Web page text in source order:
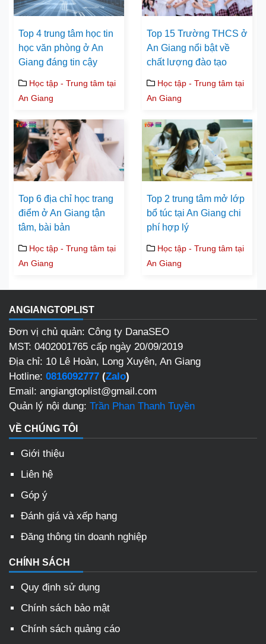
Top 4 trung tâm học tin
học văn phòng ở An
Giang đáng tin cậy
Học tập - Trung tâm tại
An Giang
Top 15 Trường THCS ở
An Giang nổi bật về
chất lượng đào tạo
Học tập - Trung tâm tại
An Giang
Top 6 địa chỉ học trang
điểm ở An Giang tận
tâm, bài bản
Học tập - Trung tâm tại
An Giang
Top 2 trung tâm mở lớp
bổ túc tại An Giang chi
phí hợp lý
Học tập - Trung tâm tại
An Giang
ANGIANGTOPLIST
Đơn vị chủ quản: Công ty DanaSEO
MST: 0402001765 cấp ngày 20/09/2019
Địa chỉ: 10 Lê Hoàn, Long Xuyên, An Giang
Hotline: 0816092777 (Zalo)
Email: angiangtoplist@gmail.com
Quản lý nội dung: Trần Phan Thanh Tuyền
VỀ CHÚNG TÔI
Giới thiệu
Liên hệ
Góp ý
Đánh giá và xếp hạng
Đăng thông tin doanh nghiệp
CHÍNH SÁCH
Quy định sử dụng
Chính sách bảo mật
Chính sách quảng cáo